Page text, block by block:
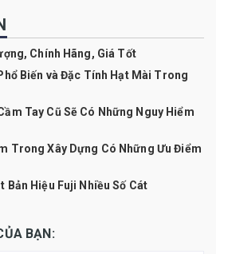
Chính Hãng, Giá Tốt
Biến và Đặc Tính Hạt Mài Trong
Tay Cũ Sẽ Có Những Nguy Hiểm
Trong Xây Dựng Có Những Ưu Điểm
Bản Hiệu Fuji Nhiều Số Cát
BẠN: